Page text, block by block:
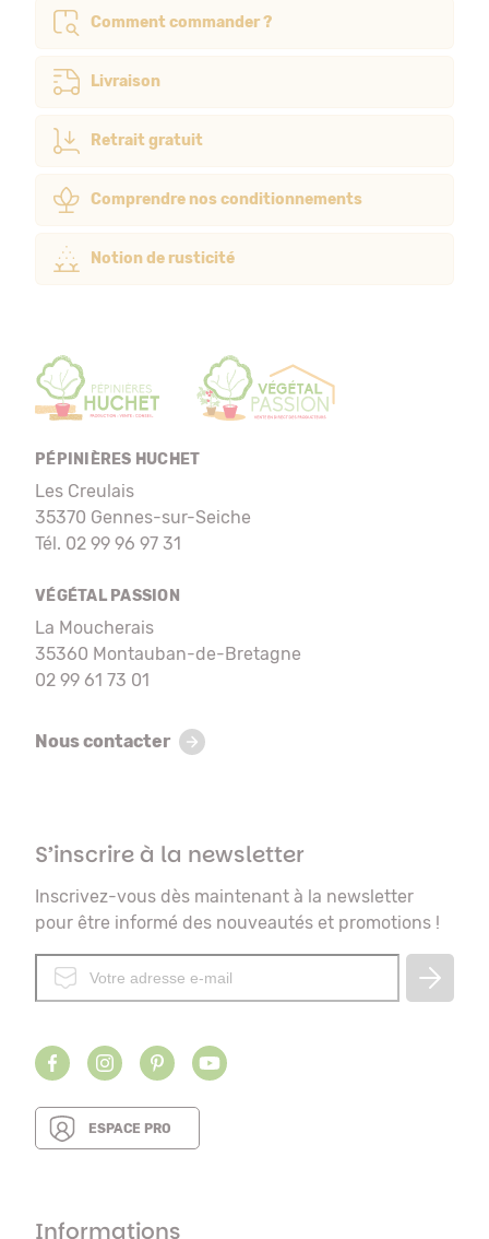
Comment commander ?
Livraison
Retrait gratuit
Comprendre nos conditionnements
Notion de rusticité
PÉPINIÈRES HUCHET
Les Creulais
35370 Gennes-sur-Seiche
Tél. 02 99 96 97 31
VÉGÉTAL PASSION
La Moucherais
35360 Montauban-de-Bretagne
02 99 61 73 01
Nous contacter
S’inscrire à la newsletter
Inscrivez-vous dès maintenant à la newsletter
pour être informé des nouveautés et promotions !
ESPACE PRO
Informations